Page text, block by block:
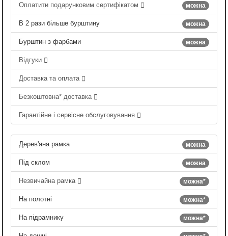
можна
Оплатити подарунковим сертифікатом
можна
В 2 рази більше бурштину
можна
Бурштин з фарбами
Відгуки
Доставка та оплата
Безкоштовна* доставка
Гарантійне і сервісне обслуговування
можна
Дерев'яна рамка
можна
Під склом
можна*
Незвичайна рамка
можна*
На полотні
можна*
На підрамнику